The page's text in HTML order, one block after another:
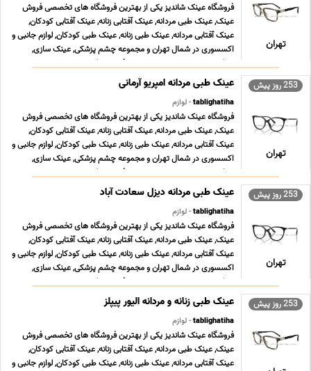
تهران
فروشگاه عینک شاندیز یکی از بهترین فروشگاه های تخصصی فروش
عینک, عینک طبی مردانه, عینک آفتابی زنانه, عینک آفتابی کودکان,
عینک آفتابی مردانه, عینک طبی زنانه, عینک طبی کودکان, لوازم جانبی و
اکسسوری در شمال تهران و مجموعه چشم پزشکی, عینک سازی,
معاینه چشم و تعیین نمره, تعمیر فریم عینک ... ...
253 روز پیش
تهران
عینک طبی مردانه امپریو آرمانی
tablighatiha- لوازم
فروشگاه عینک شاندیز یکی از بهترین فروشگاه های تخصصی فروش
عینک, عینک طبی مردانه, عینک آفتابی زنانه, عینک آفتابی کودکان,
عینک آفتابی مردانه, عینک طبی زنانه, عینک طبی کودکان, لوازم جانبی و
اکسسوری در شمال تهران و مجموعه چشم پزشکی, عینک سازی,
معاینه چشم و تعیین نمره, تعمیر فریم عینک ... ...
253 روز پیش
تهران
عینک طبی مردانه دیزل سعادت آباد
tablighatiha- لوازم
فروشگاه عینک شاندیز یکی از بهترین فروشگاه های تخصصی فروش
عینک, عینک طبی مردانه, عینک آفتابی زنانه, عینک آفتابی کودکان,
عینک آفتابی مردانه, عینک طبی زنانه, عینک طبی کودکان, لوازم جانبی و
اکسسوری در شمال تهران و مجموعه چشم پزشکی, عینک سازی,
معاینه چشم و تعیین نمره, تعمیر فریم عینک ... ...
253 روز پیش عینک طبی زنانه و مردانه الیور پیپلز
tablighatiha- لوازم
فروشگاه عینک شاندیز یکی از بهترین فروشگاه های تخصصی فروش
عینک, عینک طبی مردانه, عینک آفتابی زنانه, عینک آفتابی کودکان,
عینک آفتابی مردانه, عینک طبی زنانه, عینک طبی کودکان, لوازم جانبی و